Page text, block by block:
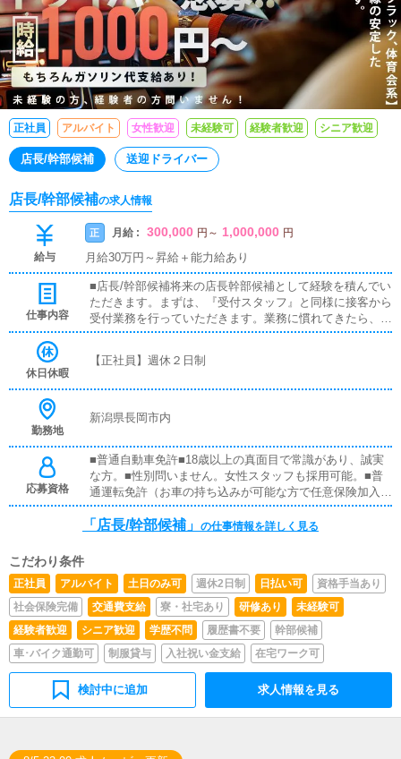
正社員 アルバイト 女性歓迎 未経験可 経験者歓迎 シニア歓迎
店長/幹部候補 送迎ドライバー
店長/幹部候補の求人情報
給与
正 月給 : 300,000 円 ～ 1,000,000 円
月給30万円～昇給＋能力給あり
仕事内容
■店長/幹部候補将来の店長幹部候補として経験を積んでい
ただきます。まずは、『受付スタッフ』と同様に接客から
受付業務を行っていただきます。業務に慣れてきたら、
『キャストの管理』や『経営に関わる業務』を順に覚えて
い店舗の運営をお任せします。■PC更新業務ヘブンネット
作成となります。基本的にはボタンを押すだけや、ブログ
Cが苦手な人でも簡単にできます。店舗運営全般のお仕事
になります。詳しくはご連絡ください。常識があり真面目
で誠実な方のご応募お待ちしております。18歳以上であ
れば年齢、性別問いません。将来独立希望の方も大歓迎で
す。未経験からでも当店スッタフが万全のサポートをさせ
て頂きます。
休日休暇
【正社員】週休２日制
勤務地
新潟県長岡市内
応募資格
■普通自動車免許■18歳以上の真面目で常識があり、誠実
な方。■性別問いません。女性スタッフも採用可能。■普
通運転免許（お車の持ち込みが可能な方で任意保険加入済
み）■夢や目標があり、やる気のある方大募集！■未経験
者歓迎、経験者優遇■学歴不問■大学生・専門学生の方、
「店長/幹部候補」 の仕事情報を詳しく見る
こだわり条件
正社員 アルバイト 土日のみ可 週休2日制 日払い可
資格手当あり
社会保険完備
交通費支給 寮・社宅あり 研修あり
未経験可
経験者歓迎
シニア歓迎 学歴不問 履歴書不要
幹部候補
車･バイク通勤可
制服貸与 入社祝い金支給 在宅ワーク可
検討中に追加 求人情報を見る